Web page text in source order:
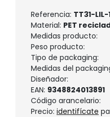
Referencia: TT31-LIL-
Material: PET
Medidas producto:
Peso producto:
Tipo de packaging:
Medidas del
Diseñador:
EAN: 9348824013891
Código arancelario:
Precio: identifícate